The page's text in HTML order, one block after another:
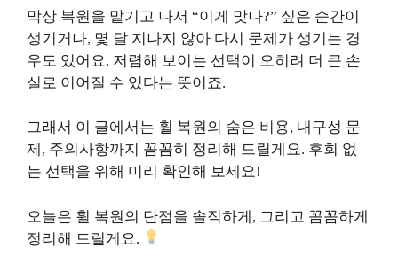
막상 복원을 맡기고 나서 “이게 맞나?” 싶은 순간이
생기거나, 몇 달 지나지 않아 다시 문제가 생기는 경
우도 있어요. 저렴해 보이는 선택이 오히려 더 큰 손
실로 이어질 수 있다는 뜻이죠.
그래서 이 글에서는 휠 복원의 숨은 비용, 내구성 문
제, 주의사항까지 꼼꼼히 정리해 드릴게요. 후회 없
는 선택을 위해 미리 확인해 보세요!
오늘은 휠 복원의 단점을 솔직하게, 그리고 꼼꼼하게
정리해 드릴게요.